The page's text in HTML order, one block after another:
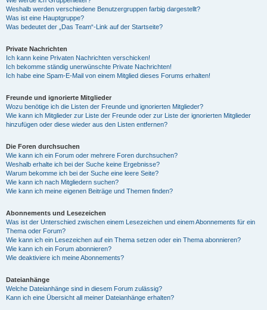
Weshalb werden verschiedene Benutzergruppen farbig dargestellt?
Was ist eine Hauptgruppe?
Was bedeutet der „Das Team“-Link auf der Startseite?
Private Nachrichten
Ich kann keine Privaten Nachrichten verschicken!
Ich bekomme ständig unerwünschte Private Nachrichten!
Ich habe eine Spam-E-Mail von einem Mitglied dieses Forums erhalten!
Freunde und ignorierte Mitglieder
Wozu benötige ich die Listen der Freunde und ignorierten Mitglieder?
Wie kann ich Mitglieder zur Liste der Freunde oder zur Liste der ignorierten Mitglieder
hinzufügen oder diese wieder aus den Listen entfernen?
Die Foren durchsuchen
Wie kann ich ein Forum oder mehrere Foren durchsuchen?
Weshalb erhalte ich bei der Suche keine Ergebnisse?
Warum bekomme ich bei der Suche eine leere Seite?
Wie kann ich nach Mitgliedern suchen?
Wie kann ich meine eigenen Beiträge und Themen finden?
Abonnements und Lesezeichen
Was ist der Unterschied zwischen einem Lesezeichen und einem Abonnements für ein
Thema oder Forum?
Wie kann ich ein Lesezeichen auf ein Thema setzen oder ein Thema abonnieren?
Wie kann ich ein Forum abonnieren?
Wie deaktiviere ich meine Abonnements?
Dateianhänge
Welche Dateianhänge sind in diesem Forum zulässig?
Kann ich eine Übersicht all meiner Dateianhänge erhalten?